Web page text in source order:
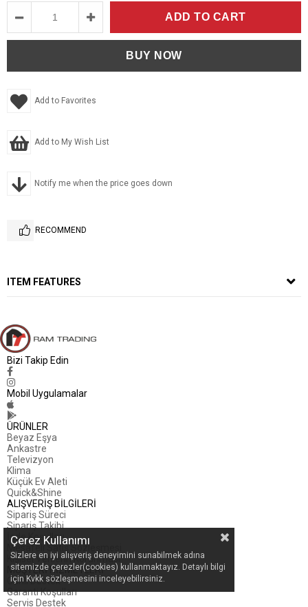
Add to Favorites
Add to My Wish List
Notify me when the price goes down
RECOMMEND
ITEM FEATURES
Bizi Takip Edin
Mobil Uygulamalar
ÜRÜNLER
Beyaz Eşya
Ankastre
Televizyon
Klima
Küçük Ev Aleti
Quick&Shine
ALIŞVERİŞ BİLGİLERİ
Sipariş Süreci
Sipariş Takibi
İade Koşulları
Mesafeli Satış Sözleşmesi
Kişisel Verilerin Korunması
MÜŞTERİ HİZMETLERİ
Canlı Destek
Garanti Koşulları
Servis Destek
Çerez Kullanımı
Sizlere en iyi alışveriş deneyimini sunabilmek adına
sitemizde çerezler(cookies) kullanmaktayız. Detaylı bilgi
için Kvkk sözleşmesini inceleyebilirsiniz.